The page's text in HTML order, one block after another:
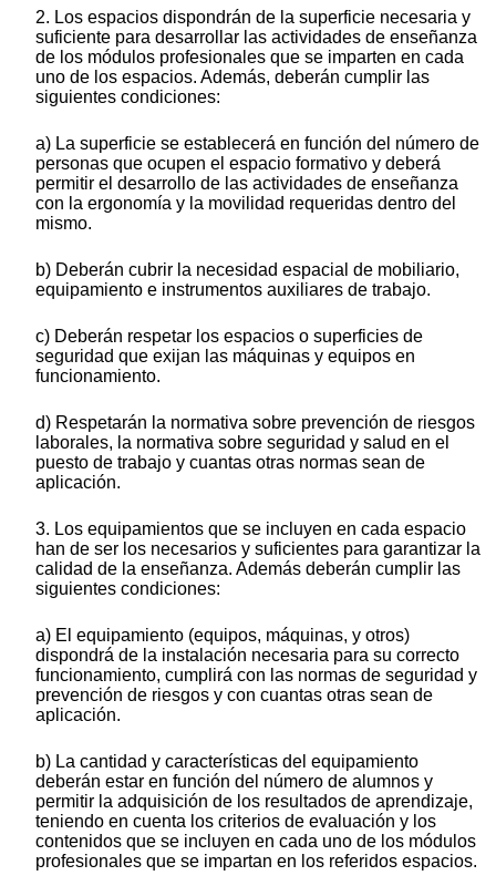
2. Los espacios dispondrán de la superficie necesaria y
suficiente para desarrollar las actividades de enseñanza
de los módulos profesionales que se imparten en cada
uno de los espacios. Además, deberán cumplir las
siguientes condiciones:
a) La superficie se establecerá en función del número de
personas que ocupen el espacio formativo y deberá
permitir el desarrollo de las actividades de enseñanza
con la ergonomía y la movilidad requeridas dentro del
mismo.
b) Deberán cubrir la necesidad espacial de mobiliario,
equipamiento e instrumentos auxiliares de trabajo.
c) Deberán respetar los espacios o superficies de
seguridad que exijan las máquinas y equipos en
funcionamiento.
d) Respetarán la normativa sobre prevención de riesgos
laborales, la normativa sobre seguridad y salud en el
puesto de trabajo y cuantas otras normas sean de
aplicación.
3. Los equipamientos que se incluyen en cada espacio
han de ser los necesarios y suficientes para garantizar la
calidad de la enseñanza. Además deberán cumplir las
siguientes condiciones:
a) El equipamiento (equipos, máquinas, y otros)
dispondrá de la instalación necesaria para su correcto
funcionamiento, cumplirá con las normas de seguridad y
prevención de riesgos y con cuantas otras sean de
aplicación.
b) La cantidad y características del equipamiento
deberán estar en función del número de alumnos y
permitir la adquisición de los resultados de aprendizaje,
teniendo en cuenta los criterios de evaluación y los
contenidos que se incluyen en cada uno de los módulos
profesionales que se impartan en los referidos espacios.